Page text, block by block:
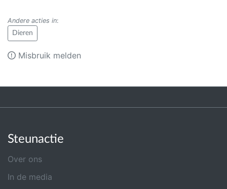
Andere acties in:
Dieren
Misbruik melden
Steunactie
Over ons
In de media